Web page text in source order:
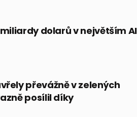
dolarů v největším AI
převážně v zelených
posílil díky